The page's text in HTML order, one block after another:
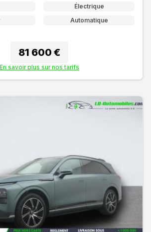
Électrique
Automatique
81 600 €
En savoir plus sur nos tarifs